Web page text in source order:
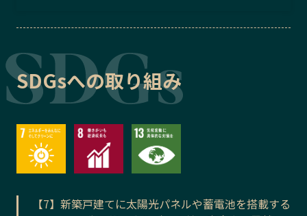
SDGsへの取り組み
【7】新築戸建てに太陽光パネルや蓄電池を搭載する